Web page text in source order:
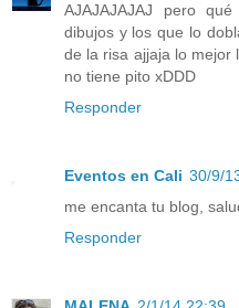
AJAJAJAJAJ pero
dibujos y los que lo
de la risa ajjaja lo mejor
no tiene pito xDDD
Responder
Eventos en Cali 30/9/
me encanta tu blog,
Responder